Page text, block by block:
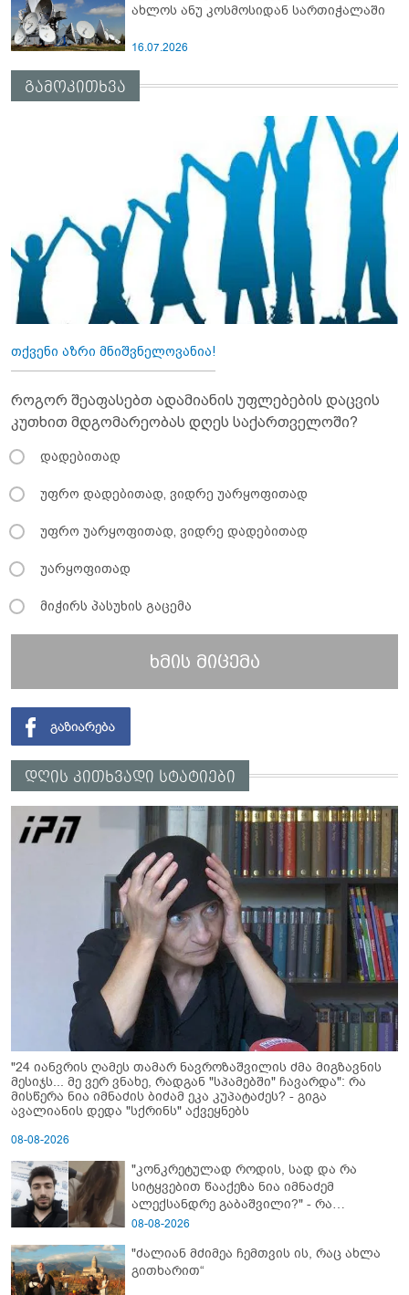
ახლოს ანუ კოსმოსიდან სართიჭალაში
16.07.2026
გამოკითხვა
თქვენი აზრი მნიშვნელოვანია!
როგორ შეაფასებთ ადამიანის უფლებების დაცვის
კუთხით მდგომარეობას დღეს საქართველოში?
დადებითად
უფრო დადებითად, ვიდრე უარყოფითად
უფრო უარყოფითად, ვიდრე დადებითად
უარყოფითად
მიჭირს პასუხის გაცემა
ხმის მიცემა
დღის კითხვადი სტატიები
"24 იანვრის ღამეს თამარ ნავროზაშვილის ძმა მიგზავნის
მესიჯს... მე ვერ ვნახე, რადგან "სპამებში" ჩავარდა": რა
მისწერა ნია იმნაძის ბიძამ ეკა კუპატაძეს? - გიგა
ავალიანის დედა "სქრინს" აქვეყნებს
08-08-2026
"კონკრეტულად როდის, სად და რა
სიტყვებით წააქეზა ნია იმნაძემ
ალექსანდრე გაბაშვილი?" - რა
მიმართვას ავრცელებს ნია იმნაძის
08-08-2026
"ძალიან მძიმეა ჩემთვის ის, რაც ახლა
გითხარით“